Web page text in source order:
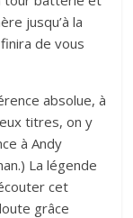
jusqu’à la
de vous
absolue, à
titres, on y
à Andy
La légende
cet
grâce